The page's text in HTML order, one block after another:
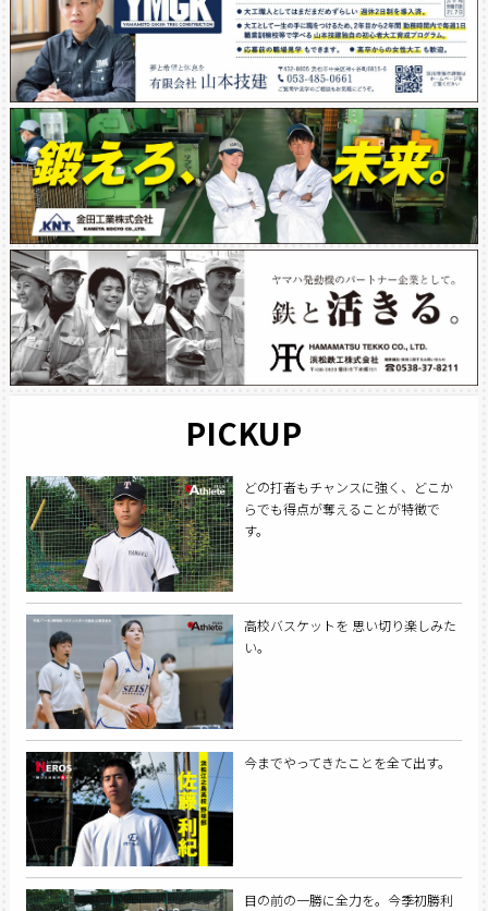
PICKUP
どの打者もチャンスに強く、どこか
らでも得点が奪えることが特徴で
す。
高校バスケットを 思い切り楽しみた
い。
今までやってきたことを全て出す。
目の前の一勝に全力を。今季初勝利